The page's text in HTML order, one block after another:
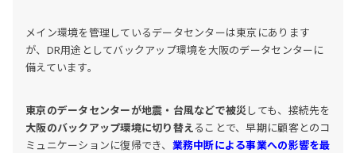
メイン環境を管理しているデータセンターは東京にあります
が、DR用途としてバックアップ環境を大阪のデータセンターに
備えています。
東京のデータセンターが地震・台風などで被災しても、接続先を
大阪のバックアップ環境に切り替えることで、早期に顧客とのコ
ミュニケーションに復帰でき、 業務中断による事業への影響を最